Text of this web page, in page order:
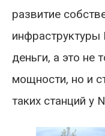
развитие
деньги, а это не
мощности, но и
таких станций у